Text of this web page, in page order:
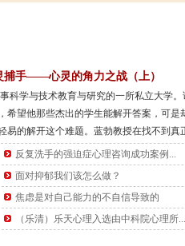
捕手——心灵的角力之战（上）
科学与技术教育与研究的一所私立大学
望他那些杰出的学生能解开答案，可是
的解开这个难题。蓝勃教授在找不到真
反复洗手的强迫症心理咨询成功案例...
面对抑郁我们该怎么做？
焦虑是对自己能力的不自信导致的
（乐清）乐天心理入选由中科院心理所...